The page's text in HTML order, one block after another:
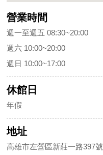
營業時間
週一至週五 08:30~20:00
週六 10:00~20:00
週日 10:00~17:00
休館日
年假
地址
高雄市左營區新莊一路397號